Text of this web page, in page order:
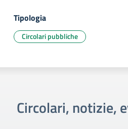
Tipologia
Circolari pubbliche
Circolari, notizie,